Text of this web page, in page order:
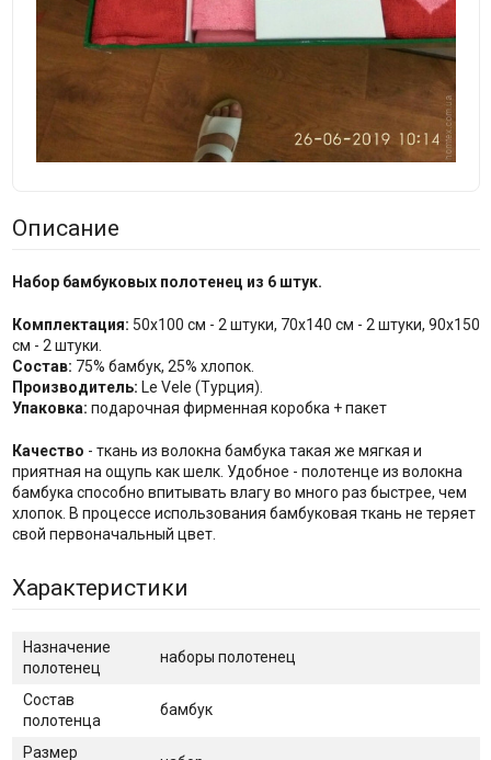
Описание
Набор бамбуковых полотенец из 6 штук.
Комплектация: 50x100 см - 2 штуки, 70x140 см - 2 штуки, 90x150
см - 2 штуки.
Состав: 75% бамбук, 25% хлопок.
Производитель: Le Vele (Турция).
Упаковка: подарочная фирменная коробка + пакет
Качество - ткань из волокна бамбука такая же мягкая и
приятная на ощупь как шелк. Удобное - полотенце из волокна
бамбука способно впитывать влагу во много раз быстрее, чем
хлопок. В процессе использования бамбуковая ткань не теряет
свой первоначальный цвет.
Характеристики
Назначение
полотенец
наборы полотенец
Состав
полотенца
бамбук
Размер